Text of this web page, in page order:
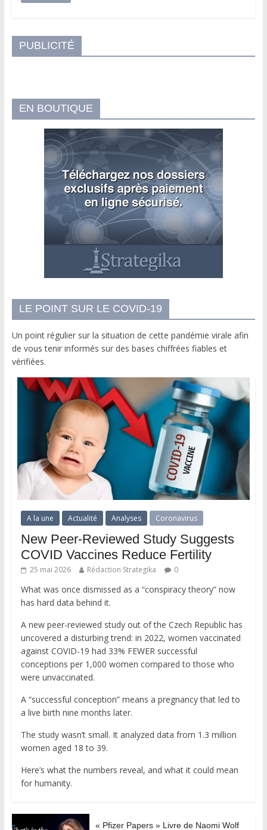
PUBLICITÉ
EN BOUTIQUE
LE POINT SUR LE COVID-19
Un point régulier sur la situation de cette pandémie virale afin
de vous tenir informés sur des bases chiffrées fiables et
vérifiées.
A la une Actualité Analyses Coronavirus
New Peer-Reviewed Study Suggests
COVID Vaccines Reduce Fertility
25 mai 2026 Rédaction Strategika 0
What was once dismissed as a “conspiracy theory” now
has hard data behind it.
A new peer-reviewed study out of the Czech Republic has
uncovered a disturbing trend: in 2022, women vaccinated
against COVID-19 had 33% FEWER successful
conceptions per 1,000 women compared to those who
were unvaccinated.
A “successful conception” means a pregnancy that led to
a live birth nine months later.
The study wasn’t small. It analyzed data from 1.3 million
women aged 18 to 39.
Here’s what the numbers reveal, and what it could mean
for humanity.
« Pfizer Papers » Livre de Naomi Wolf